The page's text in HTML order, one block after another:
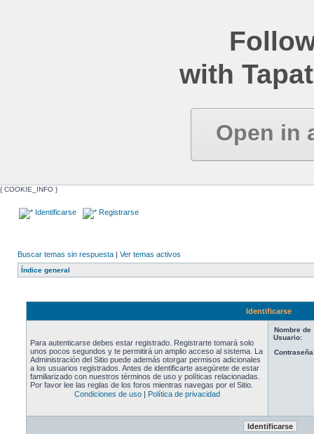
with
Open in
{ COOKIE_INFO }
Identificarse Registrarse
Buscar temas sin respuesta | Ver temas activos
Índice general
Identificarse
Para autenticarse debes estar registrado. Registrarte tomará solo
unos pocos segundos y te permitirá un amplio acceso al sistema. La
Administración del Sitio puede además otorgar permisos adicionales
a los usuarios registrados. Antes de identificarte asegúrete de estar
familiarizado con nuestros términos de uso y políticas relacionadas.
Por favor lee las reglas de los foros mientras navegas por el Sitio.
Condiciones de uso | Política de privacidad
Nombre de
Usuario: